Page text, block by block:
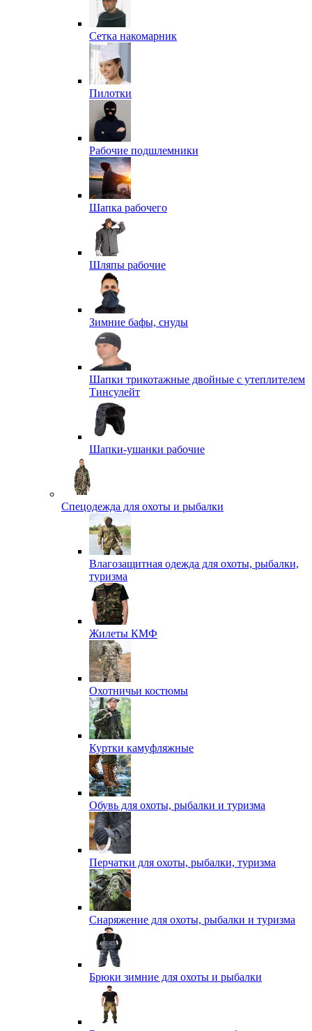
Сетка накомарник
Пилотки
Рабочие подшлемники
Шапка рабочего
Шляпы рабочие
Зимние бафы, снуды
Шапки трикотажные двойные с утеплителем
Тинсулейт
Шапки-ушанки рабочие
Спецодежда для охоты и рыбалки
Влагозащитная одежда для охоты, рыбалки,
туризма
Жилеты КМФ
Охотничьи костюмы
Куртки камуфляжные
Обувь для охоты, рыбалки и туризма
Перчатки для охоты, рыбалки, туризма
Снаряжение для охоты, рыбалки и туризма
Брюки зимние для охоты и рыбалки